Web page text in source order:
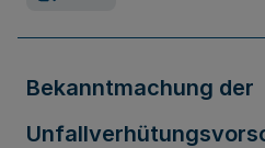
Bekanntmachung der